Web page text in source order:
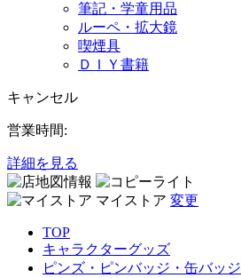
筆記・学童用品
ルーペ・拡大鏡
喫煙具
ＤＩＹ書籍
キャンセル
営業時間:
詳細を見る
マイストア 変更
TOP
キャラクターグッズ
ピンズ・ピンバッジ・缶バッジ